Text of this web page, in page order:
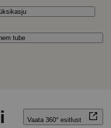
tube
Vaata 360° esitlust